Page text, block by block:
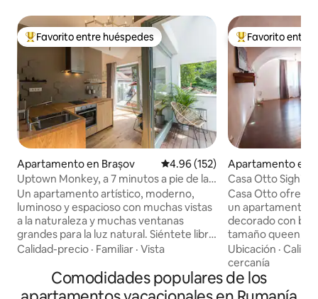
Favorito entre huéspedes preferido
Favorito entre huéspedes
Apartamento en Brașov Calificación promedio: 4.96 de
4.96 (152)
Uptown Monkey, a 7 minutos a pie de la
calle Republicii.
Un apartamento artístico, moderno,
luminoso y espacioso con muchas vistas
a la naturaleza y muchas ventanas
grandes para la luz natural. Siéntete libre
de entrar descalzo y experimentar el
sensación de arena fina, y la calefacción
por suelo radiante que hace que esta
Calidad-precio · Familiar · Vista
Favorito entre
Favorito entre
Apartamento en
Casa Otto
disponible.
Casa Otto ofrece
un apartamento
decorado con
tamaño queen,
puede convertir
cómoda de 1 a 2
televisor plano
la cocina con
Ubicación ·
cercanía
Comodidades populares de los